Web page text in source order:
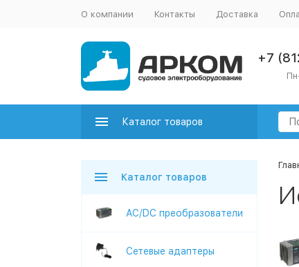
О компании Контакты Доставка
+7
Каталог товаров
Каталог товаров
AC/DC преобразователи
Сетевые адаптеры